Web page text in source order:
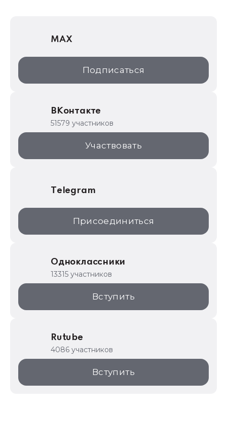
1С:Дистрибьюция
1С:Образование
ИТС.1C.ru
1С:Торговая площадка
MAX
Подписаться
ВКонтакте
51579 участников
Участвовать
Telegram
Присоединиться
Одноклассники
13315 участников
Вступить
Rutube
4086 участников
Вступить